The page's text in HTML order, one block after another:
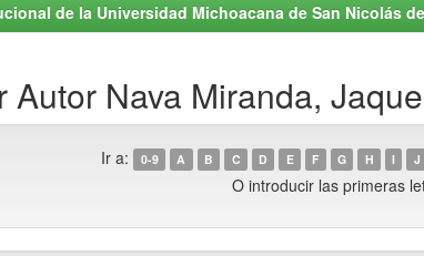
de la Universidad Michoacana de San Nicolás
Autor Nava Miranda,
Ir a: 0-9 A B C D E F G H I J
O introducir las primeras